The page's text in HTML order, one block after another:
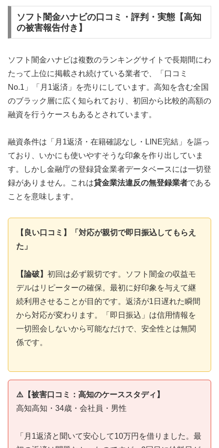
ソフト闇金ハナビの口コミ・評判・実態【高知
の被害報告付き】
ソフト闇金ハナビは複数のランキングサイトで長期間にわ
たって上位に掲載され続けている業者で、「口コミ
No.1」「月1返済」を売りにしています。高知を含む全国
のブラック層に広く知られており、初回から比較的高額の
融資を行うケースもあるとされています。
融資条件は「月1返済・在籍確認なし・LINE完結」を謳っ
ており、いかにも使いやすそうな印象を作り出していま
す。しかし金融庁の登録貸金業者データベースには一切登
録がありません。これは貸金業法違反の無登録業者である
ことを意味します。
【良い口コミ】「対応が親切で即日振込してもらえ
た」
【論破】 初回は必ず親切です。ソフト闇金の収益モ
デルはリピーターの確保。最初に好印象を与えて継
続利用させることが目的です。返済が1日遅れた瞬間
から対応が変わります。「即日振込」は信用情報を
一切照会しないから可能なだけで、安全性とは無関
係です。
⚠️【被害口コミ：高知のケーススタディ】
高知高知・34歳・会社員・男性
「月1返済と聞いて安心して10万円を借りました。最